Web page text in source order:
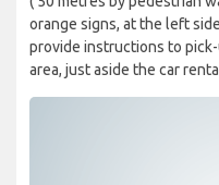
orange signs, at the left
provide instructions to
area, just aside the car